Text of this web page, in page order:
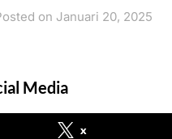
on Januari 20, 2025
Media
x